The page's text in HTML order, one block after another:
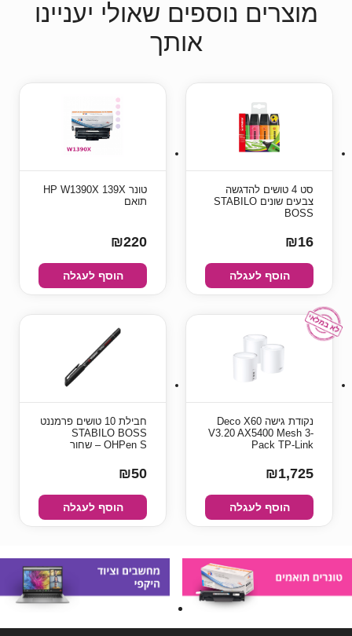
מוצרים נוספים שאולי יעניינו
אותך
סט 4 טושים להדגשה
צבעים שונים STABILO
BOSS
₪16
הוסף לעגלה
טונר HP W1390X 139X
תואם
₪220
הוסף לעגלה
‏נקודת גישה‏ Deco X60
V3.20 AX5400 Mesh 3-
Pack TP-Link
₪1,725
הוסף לעגלה
חבילת 10 טושים פרמננט
STABILO BOSS
OHPen S – שחור
₪50
הוסף לעגלה